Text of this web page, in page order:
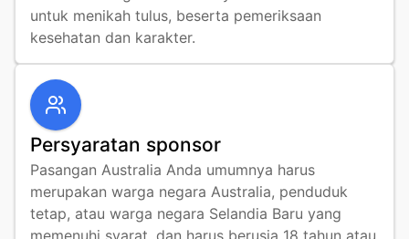
untuk menikah tulus, beserta pemeriksaan
kesehatan dan karakter.
Persyaratan sponsor
Pasangan Australia Anda umumnya harus
merupakan warga negara Australia, penduduk
tetap, atau warga negara Selandia Baru yang
memenuhi syarat, dan harus berusia 18 tahun atau